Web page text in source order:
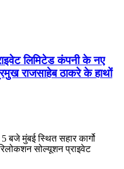
लिमिटेड कंपनी के नए
राजसाहेब ठाकरे के हाथों
बजे मुंबई स्थित सहार कार्गो
सोल्यूशन प्राइवेट